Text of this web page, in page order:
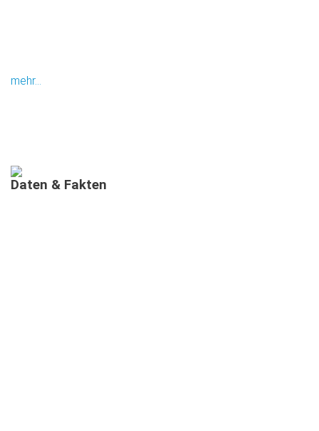
mehr...
Daten & Fakten